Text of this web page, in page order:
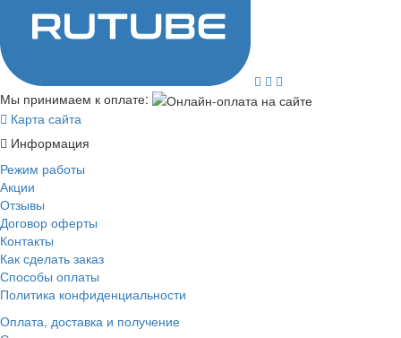
Мы принимаем к оплате:
Карта сайта
Информация
Режим работы
Акции
Отзывы
Договор оферты
Контакты
Как сделать заказ
Способы оплаты
Политика конфиденциальности
Оплата, доставка и получение